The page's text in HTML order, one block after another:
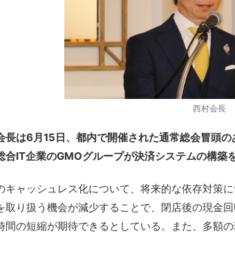
西村会長
長は6月15日、都内で開催された通常総会冒頭
合IT企業のGMOグループが決済システムの構築
キャッシュレス化について、将来的な依存対策
取り扱う機会が減少することで、閉店後の現金
間の短縮が期待できるとしている。また、多額